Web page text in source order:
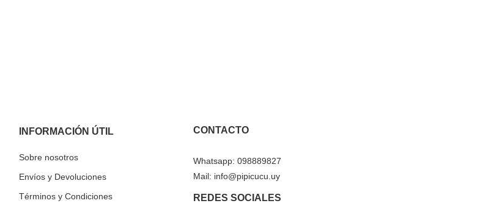
INFORMACIÓN ÚTIL
Sobre nosotros
Envíos y Devoluciones
Términos y Condiciones
CONTACTO
Whatsapp: 098889827
Mail: info@pipicucu.uy
REDES SOCIALES